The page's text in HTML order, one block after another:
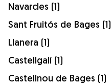
Navarcles (1)
Sant Fruitós de Bages (1)
Llanera (1)
Castellgalí (1)
Castellnou de Bages (1)